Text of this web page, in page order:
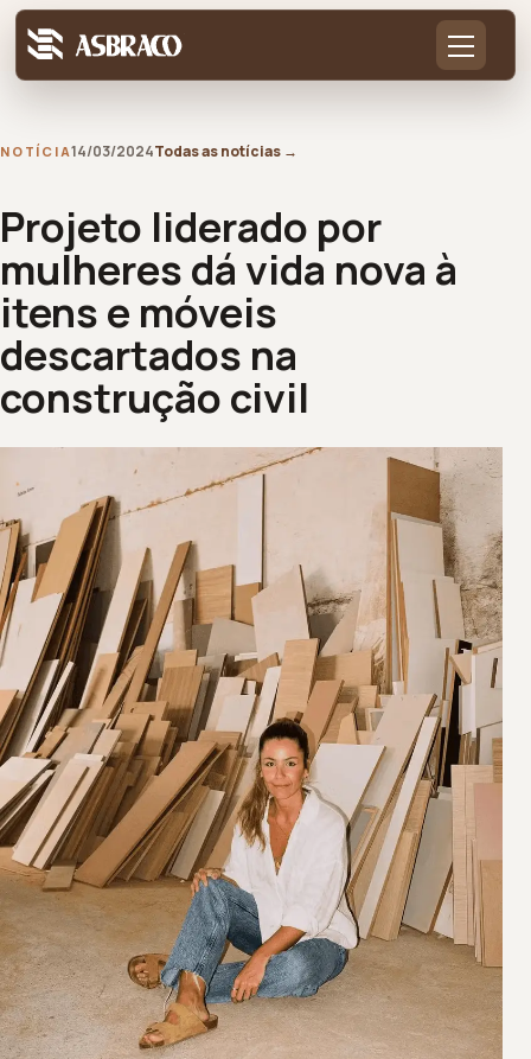
NOTÍCIA14/03/2024Todas as notícias →
Projeto liderado por
mulheres dá vida nova à
itens e móveis
descartados na
construção civil